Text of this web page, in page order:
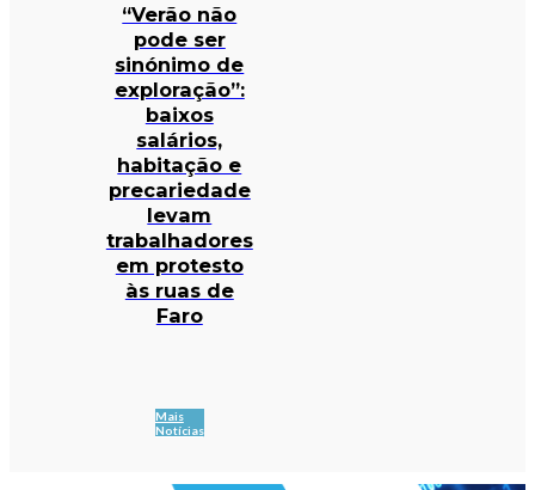
“Verão não
pode ser
sinónimo de
exploração”:
baixos
salários,
habitação e
precariedade
levam
trabalhadores
em protesto
às ruas de
Faro
Mais
Notícias